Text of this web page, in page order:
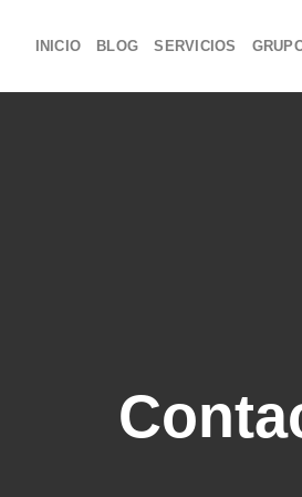
INICIO BLOG SERVICIOS